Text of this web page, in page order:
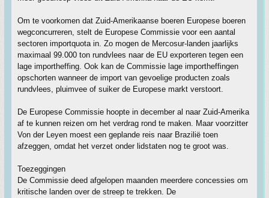
Om te voorkomen dat Zuid-Amerikaanse boeren Europese boeren
wegconcurreren, stelt de Europese Commissie voor een aantal
sectoren importquota in. Zo mogen de Mercosur-landen jaarlijks
maximaal 99.000 ton rundvlees naar de EU exporteren tegen een
lage importheffing. Ook kan de Commissie lage importheffingen
opschorten wanneer de import van gevoelige producten zoals
rundvlees, pluimvee of suiker de Europese markt verstoort.
De Europese Commissie hoopte in december al naar Zuid-Amerika
af te kunnen reizen om het verdrag rond te maken. Maar voorzitter
Von der Leyen moest een geplande reis naar Brazilië toen
afzeggen, omdat het verzet onder lidstaten nog te groot was.
Toezeggingen
De Commissie deed afgelopen maanden meerdere concessies om
kritische landen over de streep te trekken. De